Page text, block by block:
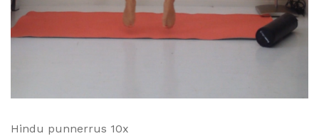
Hindu punnerrus 10x